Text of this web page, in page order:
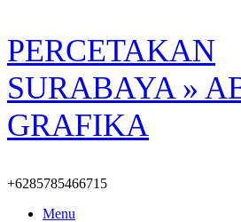
Skip
to
content
PERCETAKAN
SURABAYA »
GRAFIKA
+6285785466715
Menu